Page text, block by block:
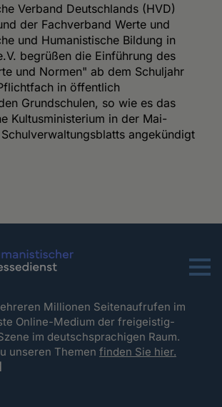
Verband Deutschlands (HVD)
der Fachverband Werte und
und Humanistische Bildung in
begrüßen die Einführung des
und Normen" ab dem Schuljahr
in öffentlich
Grundschulen, so wie es das
Kultusministerium in der Mai-
angekündigt
Menu
Millionen Seitenaufrufen im
Online-Medium der freigeistig-
im deutschsprachigen Raum.
unseren Themenfinden Sie hier.